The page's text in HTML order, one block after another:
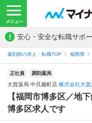
! 安心・安全な転職サポ
薬剤師の求人・転職TOP 福岡県
正社員 調剤薬局
大賀薬局 中呉服町店 株式会社大賀
【福岡市博多区／地
博多区求人です